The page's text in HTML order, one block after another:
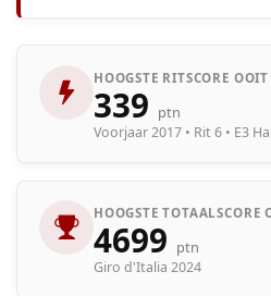
HOOGSTE RITSCORE OOIT
339 ptn
Voorjaar 2017 • Rit 6 • E3
HOOGSTE TOTAALSCORE
4699 ptn
Giro d'Italia 2024